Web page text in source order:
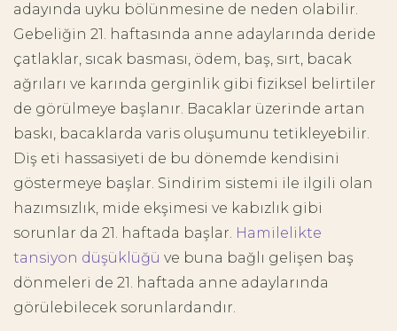
adayında uyku bölünmesine de neden olabilir.
Gebeliğin 21. haftasında anne adaylarında deride
çatlaklar, sıcak basması, ödem, baş, sırt, bacak
ağrıları ve karında gerginlik gibi fiziksel belirtiler
de görülmeye başlanır. Bacaklar üzerinde artan
baskı, bacaklarda varis oluşumunu tetikleyebilir.
Diş eti hassasiyeti de bu dönemde kendisini
göstermeye başlar. Sindirim sistemi ile ilgili olan
hazımsızlık, mide ekşimesi ve kabızlık gibi
sorunlar da 21. haftada başlar. Hamilelikte
tansiyon düşüklüğü ve buna bağlı gelişen baş
dönmeleri de 21. haftada anne adaylarında
görülebilecek sorunlardandır.